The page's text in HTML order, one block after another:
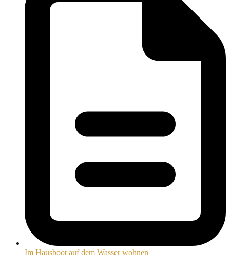
Im Hausboot auf dem Wasser wohnen